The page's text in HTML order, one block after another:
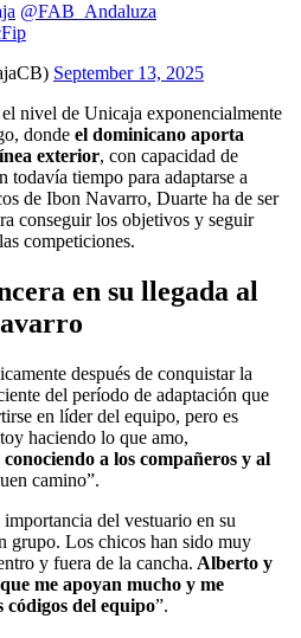
@FAB_Andaluza
September 13, 2025
nivel de Unicaja exponencialmente
donde el dominicano aporta
exterior, con capacidad de
todavía tiempo para adaptarse a
de Ibon Navarro, Duarte ha de ser
conseguir los objetivos y seguir
competiciones.
en su llegada al
después de conquistar la
del período de adaptación que
en líder del equipo, pero es
haciendo lo que amo,
a los compañeros y al
camino”.
del vestuario en su
grupo. Los chicos han sido muy
y fuera de la cancha. Alberto y
me apoyan mucho y me
códigos del equipo”.